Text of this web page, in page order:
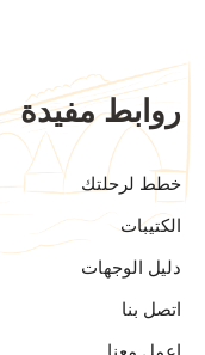
روابط مفيدة
خطط لرحلتك
الكتيبات
دليل الوجهات
اتصل بنا